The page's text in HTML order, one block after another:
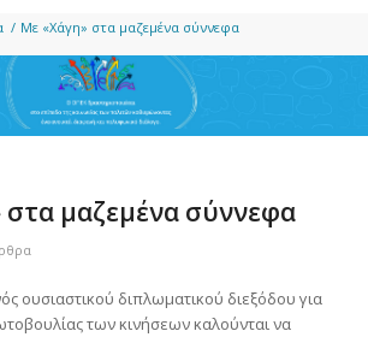
/ Με «Χάγη» στα μαζεμένα σύννεφα
μαζεμένα σύννεφα
ουσιαστικού διπλωματικού διεξόδου για
των κινήσεων καλούνται να